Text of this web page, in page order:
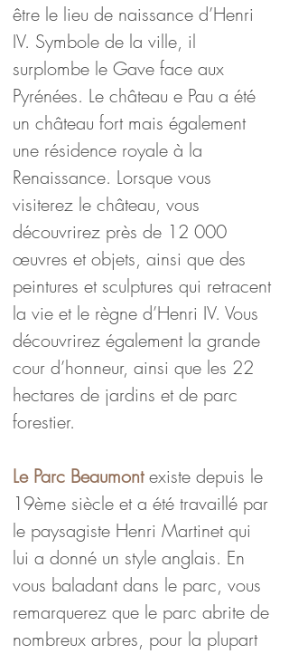
être le lieu de naissance d’Henri
IV. Symbole de la ville, il
surplombe le Gave face aux
Pyrénées. Le château e Pau a été
un château fort mais également
une résidence royale à la
Renaissance. Lorsque vous
visiterez le château, vous
découvrirez près de 12 000
œuvres et objets, ainsi que des
peintures et sculptures qui retracent
la vie et le règne d’Henri IV. Vous
découvrirez également la grande
cour d’honneur, ainsi que les 22
hectares de jardins et de parc
forestier.
Le Parc Beaumont existe depuis le
19ème siècle et a été travaillé par
le paysagiste Henri Martinet qui
lui a donné un style anglais. En
vous baladant dans le parc, vous
remarquerez que le parc abrite de
nombreux arbres, pour la plupart